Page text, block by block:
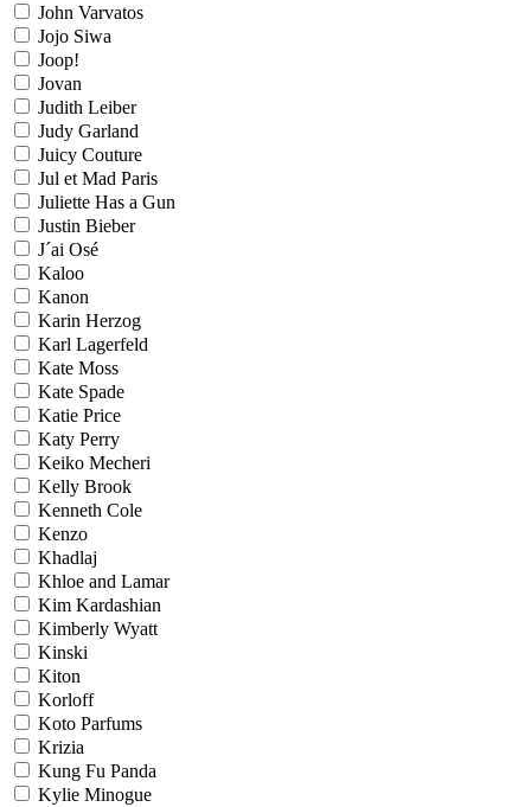
John Varvatos
Jojo Siwa
Joop!
Jovan
Judith Leiber
Judy Garland
Juicy Couture
Jul et Mad Paris
Juliette Has a Gun
Justin Bieber
J´ai Osé
Kaloo
Kanon
Karin Herzog
Karl Lagerfeld
Kate Moss
Kate Spade
Katie Price
Katy Perry
Keiko Mecheri
Kelly Brook
Kenneth Cole
Kenzo
Khadlaj
Khloe and Lamar
Kim Kardashian
Kimberly Wyatt
Kinski
Kiton
Korloff
Koto Parfums
Krizia
Kung Fu Panda
Kylie Minogue